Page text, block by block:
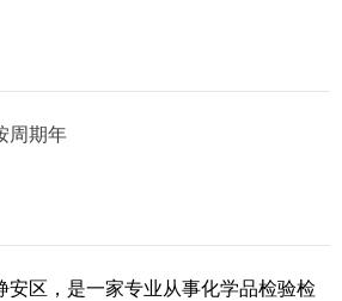
周期年
安区，是一家专业从事化学品检验检